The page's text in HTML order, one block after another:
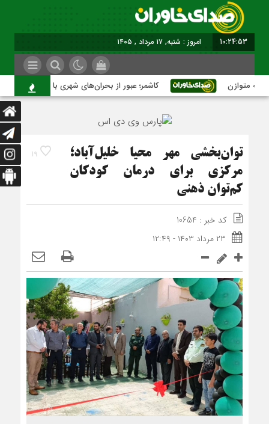
10:24:54 برابر با : Saturday - 8 August - 2026
کاشمر؛ عبور از بحران‌های شهری با نقشه راه عملیاتی
19
توان‌بخشی مهر محیا خلیل‌آباد؛
مرکزی برای درمان کودکان
کم‌توان ذهنی
کد خبر : 10654
۲۳ مرداد ۱۴۰۳ - ۱۲:۴۹